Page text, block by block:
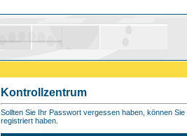
Kontrollzentrum
Sollten Sie Ihr Passwort vergessen haben, können
registriert haben.